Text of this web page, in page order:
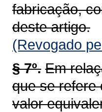
fabricação,
deste artigo.
(Revogado
§ 7º. Em
que se
valor